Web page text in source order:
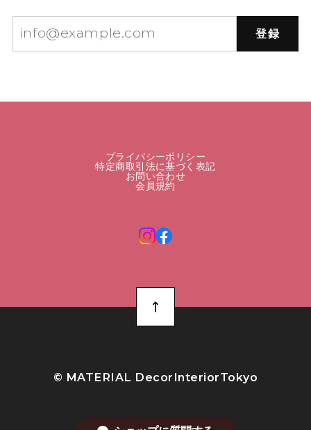
登録
プライバシーポリシー
特定商取引法に基づく表記
お問い合わせ
会員規約
©︎ MATERIAL DecorInteriorTokyo